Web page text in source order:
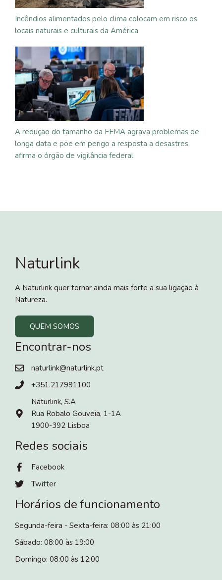
Incêndios alimentados pelo clima colocam em risco os
locais naturais e culturais da América
A redução do tamanho da FEMA agrava problemas de
longa data e põe em perigo a resposta a desastres,
afirma o órgão de vigilância federal
Naturlink
A Naturlink quer tornar ainda mais forte a sua ligação à
Natureza.
QUEM SOMOS
Encontrar-nos
naturlink@naturlink.pt
+351.217991100
Naturlink, S.A
Rua Robalo Gouveia, 1-1A
1900-392 Lisboa
Redes sociais
Facebook
Twitter
Horários de funcionamento
Segunda-feira - Sexta-feira: 08:00 às 21:00
Sábado: 08:00 às 19:00
Domingo: 08:00 às 12:00